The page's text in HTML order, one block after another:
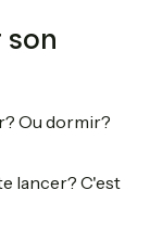
son
Ou dormir?
lancer? C'est